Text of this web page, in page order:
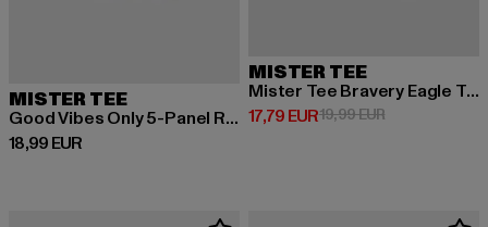
MISTER TEE
Good Vibes Only 5-Panel Retro Trucker Cap
18,99 EUR
Derzeitiger Preis: 18,99 EUR
MISTER TEE
Mister Tee Bravery Eagle Trucker Cap 5-Panel Retro Trucker Cap
17,79 EUR
Derzeitiger Preis: 17,79 EUR
19,99 EURAktionspreis: